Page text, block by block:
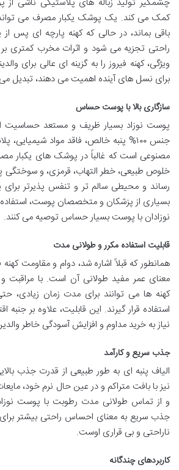
باقی بماند، در حالی که کهنه پارچه ای پس از
راحتی تجزیه می شود و اثرات مخرب کمتری
ویژگی، کهنه فیروز را به گزینه ای عالی برای
برای نسل های آینده اهمیت می دهند، تبدیل
سازگاری بالا با پوست حساس
پوست نوزاد بسیار ظریف و مستعد حساسیت
جنس ۱۰۰% پنبه خالص، فاقد مواد
مصنوعی است که غالباً در پوشک های یکبار
خلوص طبیعی، خطر التهاب، قرمزی، و سوختگی
رساند و محیطی سالم تر و تنفس پذیرتر
بسیاری از پزشکان و متخصصان پوست، استفاده
نوزادان با پوست بسیار حساس توصیه می کنند.
قابلیت استفاده مکرر و طولانی مدت
همانطور که قبلاً اشاره شد، دوام و مقاومت کهنه
معنای عمر مفید طولانی آن است. با
کهنه ها می توانند برای مدت زمان زیادی،
استفاده قرار گیرند. این قابلیت، علاوه بر
نیاز به خرید مداوم و افزایش آسودگی خاطر
جذب سریع و کارآمد
الیاف پنبه ای به طور طبیعی از قدرت جذب
نیز با بافت متراکم و در عین حال نرم خود،
و از تماس طولانی مدت رطوبت با پوست
جذب سریع به معنای احساس راحتی بیشتر
ناراحتی و بی قراری اوست.
کاربردهای چندگانه